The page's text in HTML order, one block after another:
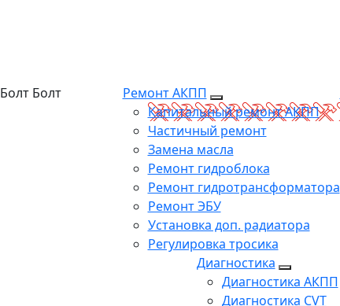
Болт Болт
Ремонт АКПП
Капитальный ремонт АКПП
Частичный ремонт
Замена масла
Ремонт гидроблока
Ремонт гидротрансформатора
Ремонт ЭБУ
Установка доп. радиатора
Регулировка тросика
Диагностика
Диагностика АКПП
Диагностика CVT